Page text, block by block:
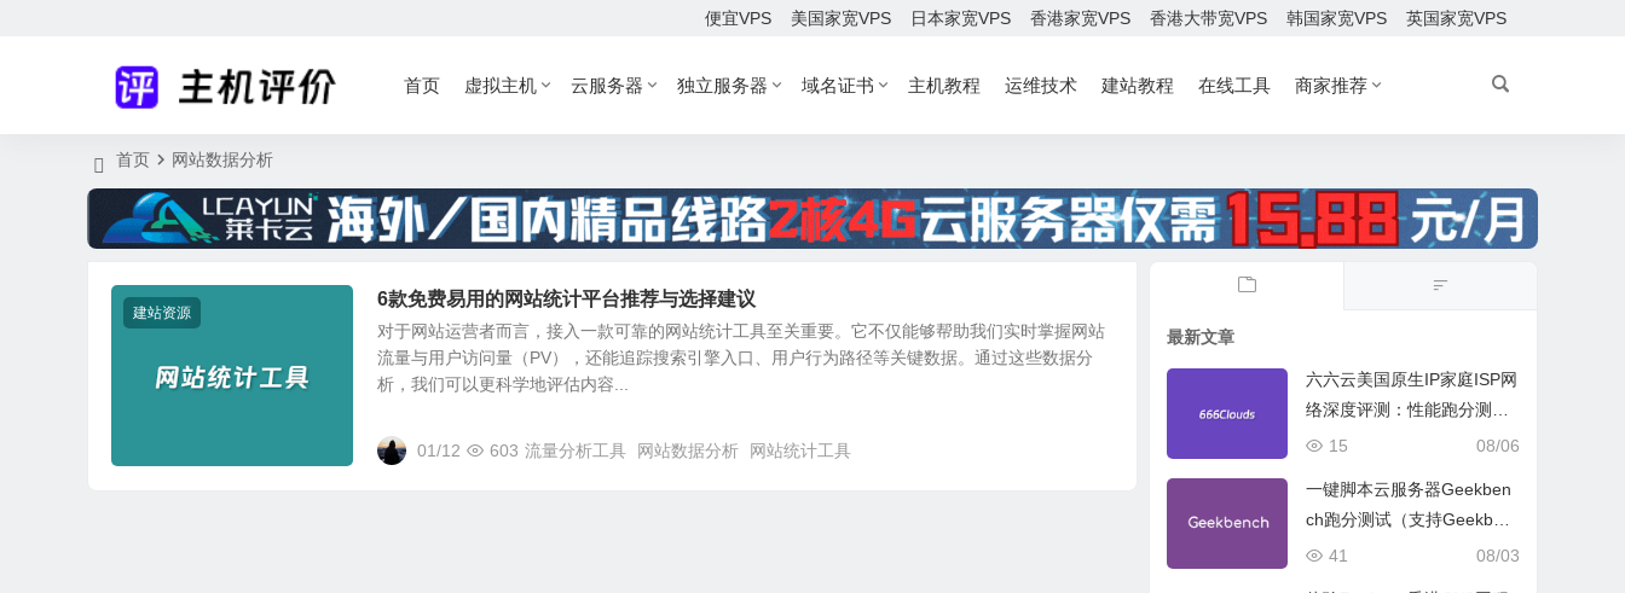
便宜VPS 美国家宽VPS 日本家宽VPS 香港家宽VPS 香港大带宽VPS 韩国家宽VPS 英国家宽VPS
首页 虚拟主机 云服务器 独立服务器 域名证书 主机教程 运维技术 建站教程 在线工具 商家推荐
首页 网站数据分析
建站资源
6款免费易用的网站统计平台推荐与选择建议
对于网站运营者而言，接入一款可靠的网站统计工具至关重要。它不仅能够帮助我们实时掌握网站
流量与用户访问量（PV），还能追踪搜索引擎入口、用户行为路径等关键数据。通过这些数据分
析，我们可以更科学地评估内容...
01/12 603 流量分析工具 网站数据分析 网站统计工具
最新文章
六六云美国原生IP家庭ISP网
络深度评测：性能跑分测
试、网络线路与购买建议08/06
15
一键脚本云服务器Geekben
ch跑分测试（支持Geekben
ch 5 Geekbench 6 Geekbe
08/03
41